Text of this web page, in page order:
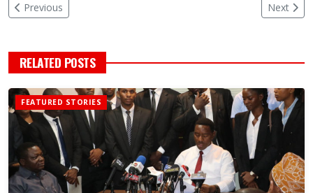
Previous Next
RELATED POSTS
FEATURED STORIES